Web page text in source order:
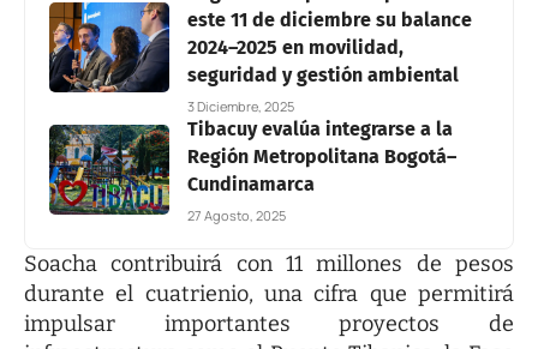
este 11 de diciembre su balance
2024–2025 en movilidad,
seguridad y gestión ambiental
3 Diciembre, 2025
Tibacuy evalúa integrarse a la
Región Metropolitana Bogotá–
Cundinamarca
27 Agosto, 2025
Soacha contribuirá con 11 millones de pesos
durante el cuatrienio, una cifra que permitirá
impulsar importantes proyectos de